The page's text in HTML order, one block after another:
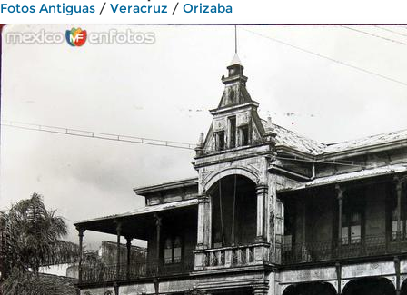
Fotos Antiguas / Veracruz / Orizaba